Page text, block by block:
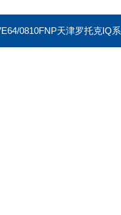
0810FNP天津罗托克IQ系列直行程电动执行器